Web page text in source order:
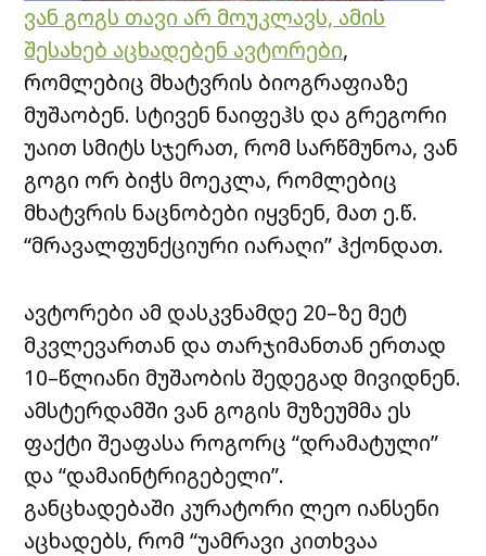
ვან გოგს თავი არ მოუკლავს, ამის
შესახებ აცხადებენ ავტორები,
რომლებიც მხატვრის ბიოგრაფიაზე
მუშაობენ. სტივენ ნაიფეჰს და გრეგორი
უაით სმიტს სჯერათ, რომ სარწმუნოა, ვან
გოგი ორ ბიჭს მოეკლა, რომლებიც
მხატვრის ნაცნობები იყვნენ, მათ ე.წ.
“მრავალფუნქციური იარაღი” ჰქონდათ.
ავტორები ამ დასკვნამდე 20–ზე მეტ
მკვლევართან და თარჯიმანთან ერთად
10–წლიანი მუშაობის შედეგად მივიდნენ.
ამსტერდამში ვან გოგის მუზეუმმა ეს
ფაქტი შეაფასა როგორც “დრამატული”
და “დამაინტრიგებელი”.
განცხადებაში კურატორი ლეო იანსენი
აცხადებს, რომ “უამრავი კითხვაა